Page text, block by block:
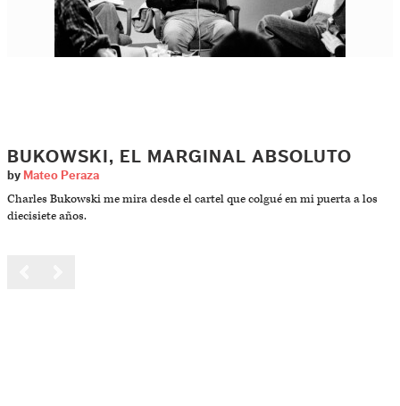
BUKOWSKI, EL MARGINAL ABSOLUTO
by Mateo Peraza
Charles Bukowski me mira desde el cartel que colgué en mi puerta a los
diecisiete años.